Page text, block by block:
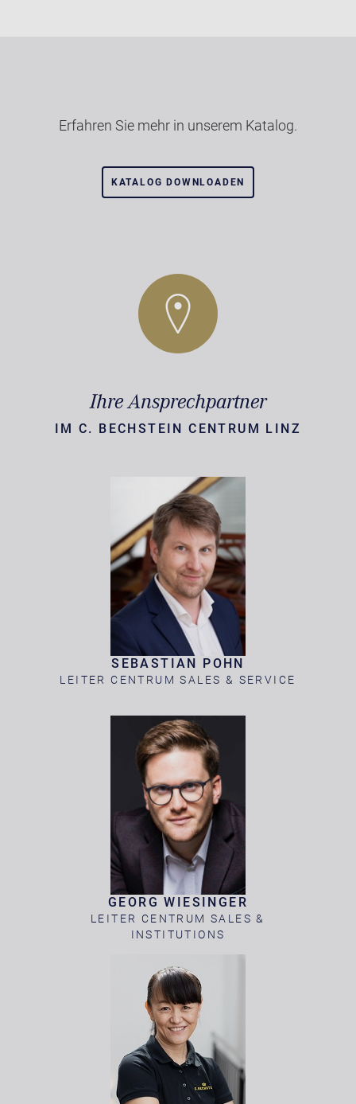
Erfahren Sie mehr in unserem Katalog.
KATALOG DOWNLOADEN
Ihre Ansprechpartner
IM C. BECHSTEIN CENTRUM LINZ
SEBASTIAN POHN
LEITER CENTRUM SALES & SERVICE
GEORG WIESINGER
LEITER CENTRUM SALES &
INSTITUTIONS